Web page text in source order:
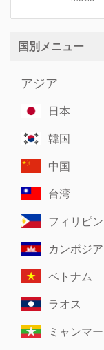
国別メニュー
アジア
日本
韓国
中国
台湾
フィリピン
カンボジア
ベトナム
ラオス
ミャンマー